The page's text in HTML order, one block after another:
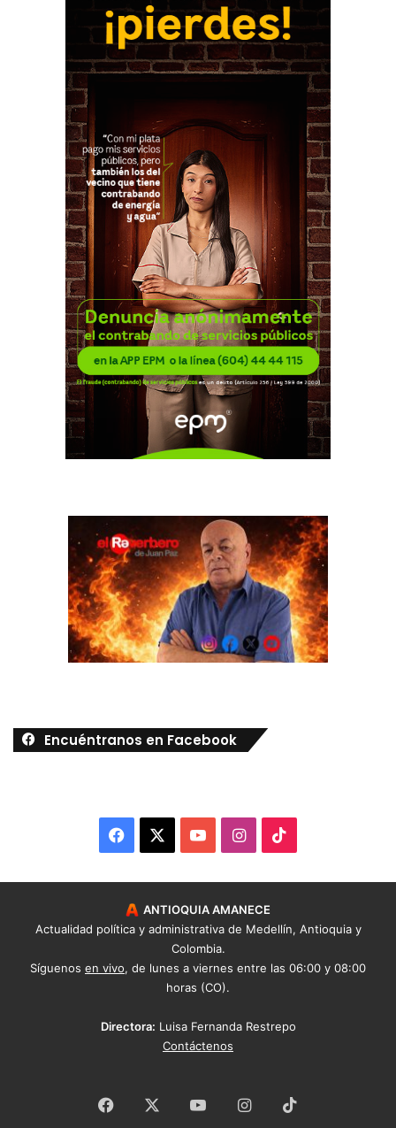
Encuéntranos en Facebook
Facebook YouTubeInstagram
ANTIOQUIA AMANECE
Actualidad política y administrativa de Medellín, Antioquia y
Colombia.
Síguenos en vivo, de lunes a viernes entre las 06:00 y 08:00
horas (CO).
Directora: Luisa Fernanda Restrepo
Contáctenos
Facebook YouTubeInstagram